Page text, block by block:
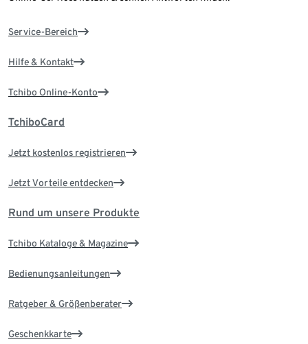
Service-Bereich
Hilfe & Kontakt
Tchibo Online-Konto
TchiboCard
Jetzt kostenlos registrieren
Jetzt Vorteile entdecken
Rund um unsere Produkte
Tchibo Kataloge & Magazine
Bedienungsanleitungen
Ratgeber & Größenberater
Geschenkkarte